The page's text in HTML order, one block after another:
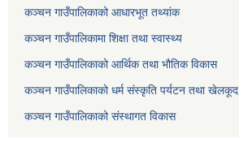
कञ्चन गाउँपालिकाको आधारभूत तथ्यांक
कञ्चन गाउँपालिकामा शिक्षा तथा स्वास्थ्य
कञ्चन गाउँपालिकाको आर्थिक तथा भौतिक विकास
कञ्चन गाउँपालिकाको धर्म संस्कृति पर्यटन तथा खेलकूद
कञ्चन गाउँपालिकाको संस्थागत विकास